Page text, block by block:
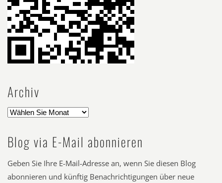
Archiv
Blog via E-Mail abonnieren
Geben Sie Ihre E-Mail-Adresse an, wenn Sie diesen Blog
abonnieren und künftig Benachrichtigungen über neue